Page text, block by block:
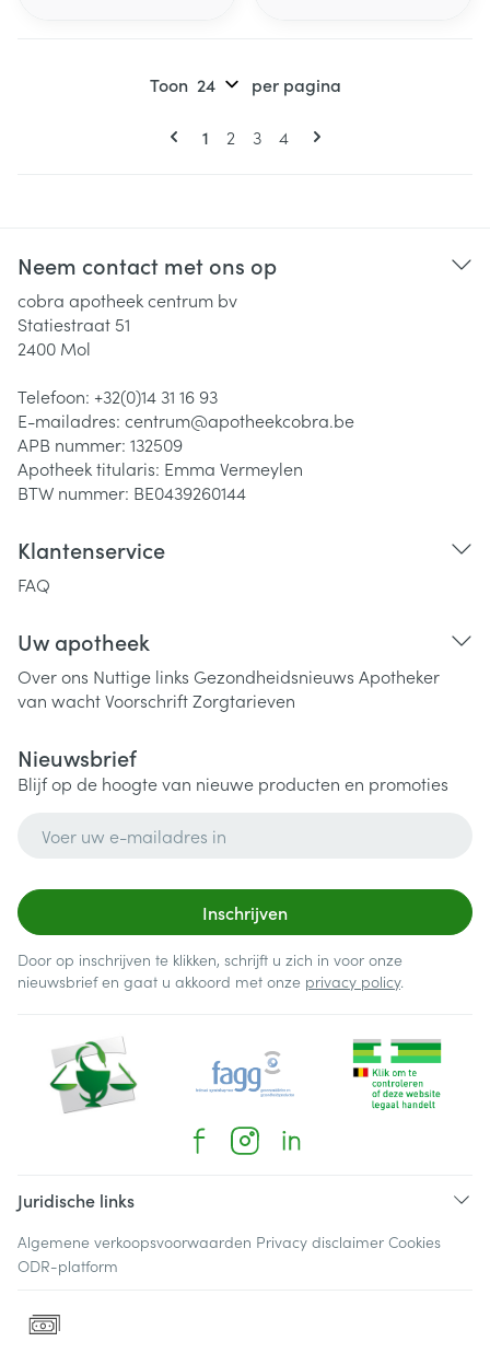
Pagina's
U lees momenteel pagina
1 Pagina
2 Pagina
3 Pagina
4
Toon per pagina
Neem contact met ons op
cobra apotheek centrum bv
Statiestraat 51
2400 Mol
Telefoon: +32(0)14 31 16 93
E-mailadres: centrum@apotheekcobra.be
APB nummer: 132509
Apotheek titularis: Emma Vermeylen
BTW nummer: BE0439260144
Klantenservice
FAQ
Uw apotheek
Over ons Nuttige links Gezondheidsnieuws Apotheker
van wachtVoorschriftZorgtarieven
Nieuwsbrief
Blijf op de hoogte van nieuwe producten en promoties
Inschrijven
Door op inschrijven te klikken, schrijft u zich in voor onze
nieuwsbrief en gaat u akkoord met onze privacy policy.
Juridische links
Algemene verkoopsvoorwaarden Privacy disclaimer Cookies
ODR-platform